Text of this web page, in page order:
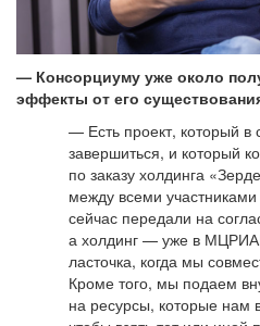
— Консорциуму уже около
эффекты от его
— Есть проект, который в
завершиться, и который
по заказу холдинга
между всеми
сейчас передали на
а холдинг — уже в
ласточка, когда мы
Кроме того, мы подаем
на ресурсы, которые